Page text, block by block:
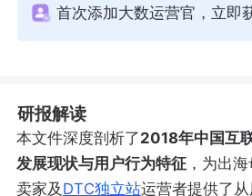
首次添加大数运营官，立即
研报解读
本文件深度剖析了2018年中国互
发展现状与用户行为特征，为出海
卖家及 DTC独立站运营者提供了